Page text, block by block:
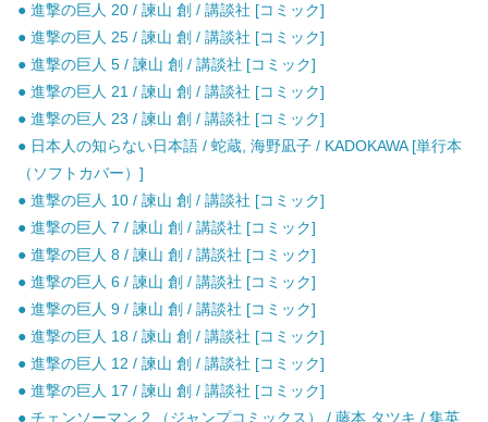
● 進撃の巨人 20 / 諫山 創 / 講談社 [コミック]
● 進撃の巨人 25 / 諫山 創 / 講談社 [コミック]
● 進撃の巨人 5 / 諫山 創 / 講談社 [コミック]
● 進撃の巨人 21 / 諫山 創 / 講談社 [コミック]
● 進撃の巨人 23 / 諫山 創 / 講談社 [コミック]
● 日本人の知らない日本語 / 蛇蔵, 海野凪子 / KADOKAWA [単行本
（ソフトカバー）]
● 進撃の巨人 10 / 諫山 創 / 講談社 [コミック]
● 進撃の巨人 7 / 諫山 創 / 講談社 [コミック]
● 進撃の巨人 8 / 諫山 創 / 講談社 [コミック]
● 進撃の巨人 6 / 諫山 創 / 講談社 [コミック]
● 進撃の巨人 9 / 諫山 創 / 講談社 [コミック]
● 進撃の巨人 18 / 諫山 創 / 講談社 [コミック]
● 進撃の巨人 12 / 諫山 創 / 講談社 [コミック]
● 進撃の巨人 17 / 諫山 創 / 講談社 [コミック]
● チェンソーマン 2 （ジャンプコミックス） / 藤本 タツキ / 集英